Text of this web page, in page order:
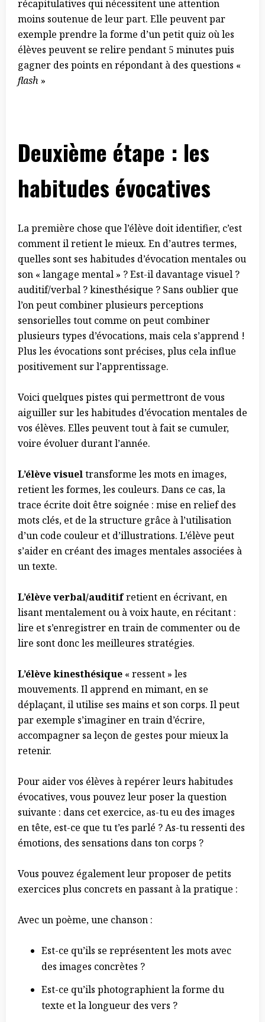
récapitulatives qui nécessitent une attention
moins soutenue de leur part. Elle peuvent par
exemple prendre la forme d’un petit quiz où les
élèves peuvent se relire pendant 5 minutes puis
gagner des points en répondant à des questions «
flash »
Deuxième étape : les
habitudes évocatives
La première chose que l’élève doit identifier, c’est
comment il retient le mieux. En d’autres termes,
quelles sont ses habitudes d’évocation mentales ou
son « langage mental » ? Est-il davantage visuel ?
auditif/verbal ? kinesthésique ? Sans oublier que
l’on peut combiner plusieurs perceptions
sensorielles tout comme on peut combiner
plusieurs types d’évocations, mais cela s’apprend !
Plus les évocations sont précises, plus cela influe
positivement sur l’apprentissage.
Voici quelques pistes qui permettront de vous
aiguiller sur les habitudes d’évocation mentales de
vos élèves. Elles peuvent tout à fait se cumuler,
voire évoluer durant l’année.
L’élève visueltransforme les mots en images,
retient les formes, les couleurs. Dans ce cas, la
trace écrite doit être soignée : mise en relief des
mots clés, et de la structure grâce à l’utilisation
d’un code couleur et d’illustrations. L’élève peut
s’aider en créant des images mentales associées à
un texte.
L’élève verbal/auditifretient en écrivant, en
lisant mentalement ou à voix haute, en récitant :
lire et s’enregistrer en train de commenter ou de
lire sont donc les meilleures stratégies.
L’élève kinesthésique « ressent » les
mouvements. Il apprend en mimant, en se
déplaçant, il utilise ses mains et son corps. Il peut
par exemple s’imaginer en train d’écrire,
accompagner sa leçon de gestes pour mieux la
retenir.
Pour aider vos élèves à repérer leurs habitudes
évocatives, vous pouvez leur poser la question
suivante : dans cet exercice, as-tu eu des images
en tête, est-ce que tu t’es parlé ? As-tu ressenti des
émotions, des sensations dans ton corps ?
Vous pouvez également leur proposer de petits
exercices plus concrets en passant à la pratique :
Avec un poème, une chanson :
Est-ce qu’ils se représentent les mots avec
des images concrètes ?
Est-ce qu’ils photographient la forme du
texte et la longueur des vers ?